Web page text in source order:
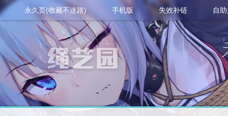
永久页(收藏不迷路) 手机版 失效补链 自